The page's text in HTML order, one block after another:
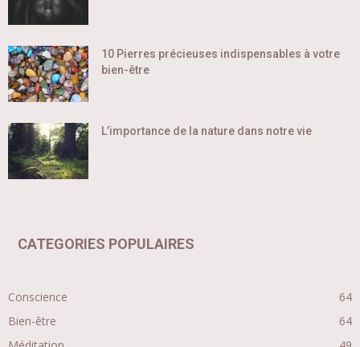
10 Pierres précieuses indispensables à votre
bien-être
L’importance de la nature dans notre vie
CATEGORIES POPULAIRES
Conscience
64
Bien-être
64